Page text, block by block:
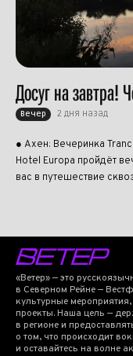
Досуг на завтра!
Вечер 2 дня назад
● Ахен: Вечеринка
Hotel Europa пройдёт
вас в путешествие
«Ветер» — это
в Северном Рейне —
культурные
проекты. Наша цель —
в регионе и
о том, что происходит
и оставайтесь на волне